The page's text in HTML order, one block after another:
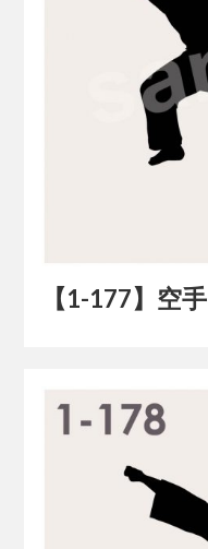
【1-177】空手